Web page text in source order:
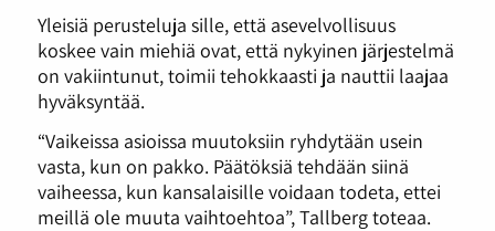
Yleisiä perusteluja sille, että asevelvollisuus
koskee vain miehiä ovat, että nykyinen järjestelmä
on vakiintunut, toimii tehokkaasti ja nauttii laajaa
hyväksyntää.
“Vaikeissa asioissa muutoksiin ryhdytään usein
vasta, kun on pakko. Päätöksiä tehdään siinä
vaiheessa, kun kansalaisille voidaan todeta, ettei
meillä ole muuta vaihtoehtoa”, Tallberg toteaa.